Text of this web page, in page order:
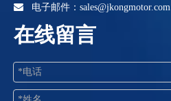
 电子邮件： sales@jkongmotor.com
在线留言